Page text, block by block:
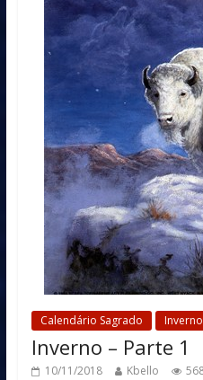
Calendário Sagrado Inverno
Inverno – Parte 1
10/11/2018 Kbello